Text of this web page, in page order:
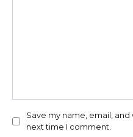
Save my name, email,
next time I comment.